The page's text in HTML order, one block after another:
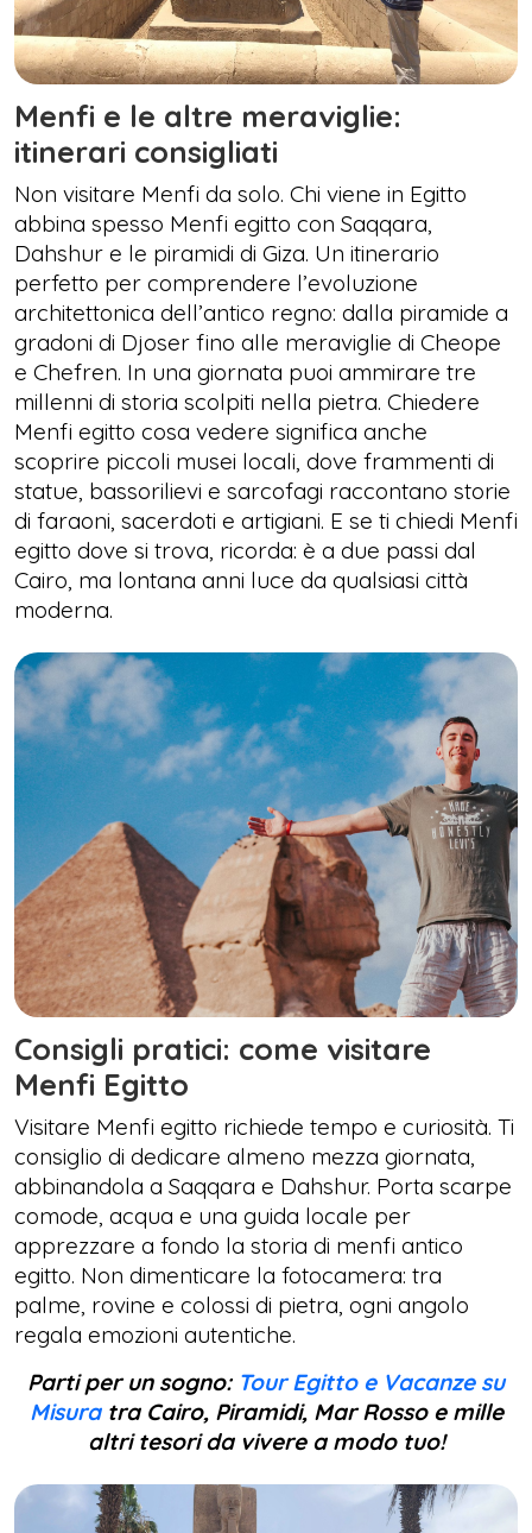
Menfi e le altre meraviglie:
itinerari consigliati
Non visitare Menfi da solo. Chi viene in Egitto
abbina spesso Menfi egitto con Saqqara,
Dahshur e le piramidi di Giza. Un itinerario
perfetto per comprendere l’evoluzione
architettonica dell’antico regno: dalla piramide a
gradoni di Djoser fino alle meraviglie di Cheope
e Chefren. In una giornata puoi ammirare tre
millenni di storia scolpiti nella pietra. Chiedere
Menfi egitto cosa vedere significa anche
scoprire piccoli musei locali, dove frammenti di
statue, bassorilievi e sarcofagi raccontano storie
di faraoni, sacerdoti e artigiani. E se ti chiedi Menfi
egitto dove si trova, ricorda: è a due passi dal
Cairo, ma lontana anni luce da qualsiasi città
moderna.
Consigli pratici: come visitare
Menfi Egitto
Visitare Menfi egitto richiede tempo e curiosità. Ti
consiglio di dedicare almeno mezza giornata,
abbinandola a Saqqara e Dahshur. Porta scarpe
comode, acqua e una guida locale per
apprezzare a fondo la storia di menfi antico
egitto. Non dimenticare la fotocamera: tra
palme, rovine e colossi di pietra, ogni angolo
regala emozioni autentiche.
Parti per un sogno: Tour Egitto e Vacanze su
Misuratra Cairo, Piramidi, Mar Rosso e mille
altri tesori da vivere a modo tuo!